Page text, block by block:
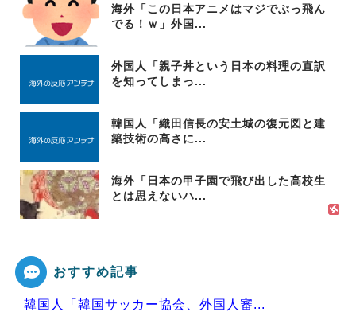
海外「この日本アニメはマジでぶっ飛ん
でる！ｗ」外国...
外国人「親子丼という日本の料理の直訳
を知ってしまっ...
韓国人「織田信長の安土城の復元図と建
築技術の高さに...
海外「日本の甲子園で飛び出した高校生
とは思えないハ...
おすすめ記事
韓国人「韓国サッカー協会、外国人審...